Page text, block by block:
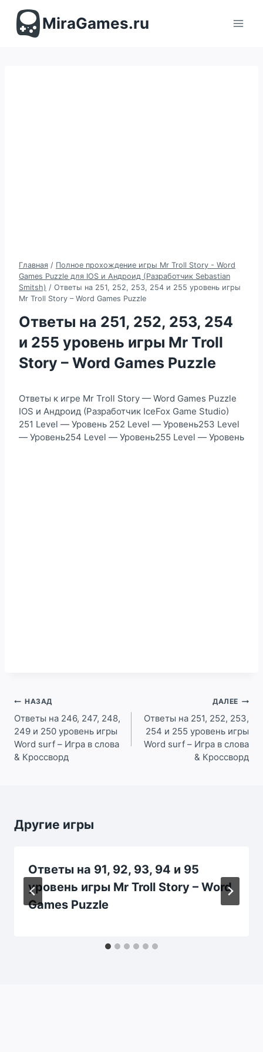
содержимомуMiraGames.ru
Главная / Полное прохождение игры Mr Troll Story - Word
Games Puzzle для IOS и Андроид (Разработчик Sebastian
Smitsh) / Ответы на 251, 252, 253, 254 и 255 уровень игры
Mr Troll Story – Word Games Puzzle
Ответы на 251, 252, 253, 254
и 255 уровень игры Mr Troll
Story – Word Games Puzzle
Ответы к игре Mr Troll Story — Word Games Puzzle
IOS и Андроид (Разработчик IceFox Game Studio)
251 Level — Уровень 252 Level — Уровень253 Level
— Уровень254 Level — Уровень255 Level — Уровень
Навигация
по
записям
НАЗАД
Ответы на 246, 247, 248,
249 и 250 уровень игры
Word surf – Игра в слова
& Кроссворд
ДАЛЕЕ
Ответы на 251, 252, 253,
254 и 255 уровень игры
Word surf – Игра в слова
& Кроссворд
Другие игры
Ответы на 91, 92, 93, 94 и 95
уровень игры Mr Troll Story – Word
Games Puzzle